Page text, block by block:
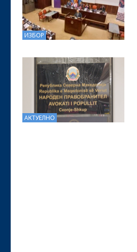
ИЗБОР
АКТУЕЛНО